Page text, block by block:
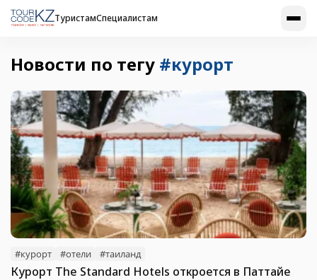
ТуристамСпециалистам
Новости по тегу #курорт
#курорт #отели #таиланд
Курорт The Standard Hotels откроется в Паттайе